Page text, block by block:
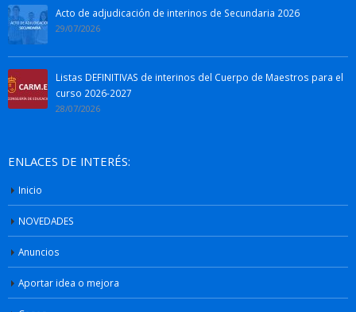
Acto de adjudicación de interinos de Secundaria 2026
29/07/2026
Listas DEFINITIVAS de interinos del Cuerpo de Maestros para el
curso 2026-2027
28/07/2026
ENLACES DE INTERÉS:
Inicio
NOVEDADES
Anuncios
Aportar idea o mejora